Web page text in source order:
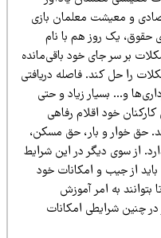
و معیشت معلمان بازی
یک روز هم با نام
سر جای خود باقی‌مانده
حل کند. فاصله دریافتی
و… بسیار زیاد و حتی
خود اقلام رفاهی
خوار و بار، حق مسکن،
دیگر در این شرایط
جیب و امکانات خود
به امر آموزش
شرایطی امکانات